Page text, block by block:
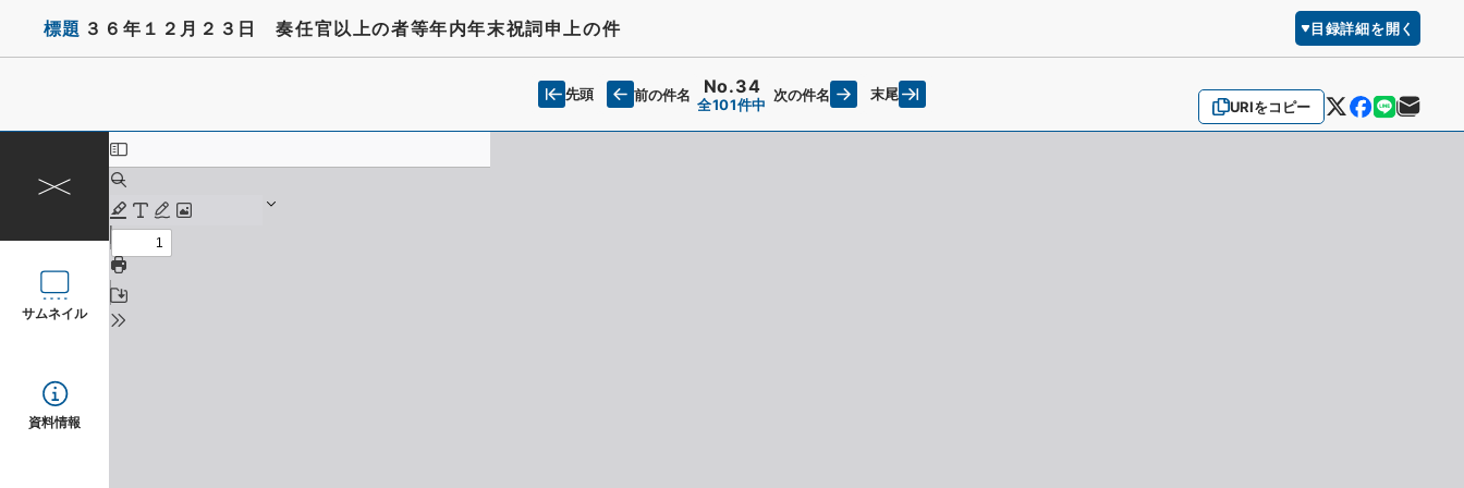
標題 ３６年１２月２３日 奏任官以上の者等年内年末祝詞申上の件 目録詳細を開く
URIをコピー
先頭 前の件名 No.34
全101件中
次の件名 末尾
サムネイル
資料情報